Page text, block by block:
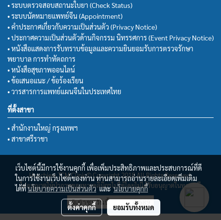
• ระบบตรวจสอบสถานะใบยา (Check Status)
• ระบบนัดหมายแพทย์จีน (Appointment)
• คำประกาศเกี่ยวกับความเป็นส่วนตัว (Privacy Notice)
• ประกาศความเป็นส่วนตัวด้านกิจกรรม นิทรรศการ (Event Privacy Notice)
• หนังสือแสดงการรับทราบข้อมูลและความยินยอมรับการตรวจรักษา
พยาบาล การทำหัตถการ
• หนังสือสุขภาพออนไลน์
• ข้อเสนอแนะ / ข้อร้องเรียน
• วารสารการแพทย์แผนจีนในประเทศไทย
ที่ตั้งสาขา
• สำนักงานใหญ่ กรุงเทพฯ
• สาขาศรีราชา
Huachiew TCM Clinic© Copyright 2018 All Rights Reserved.
ไม่อนุญาตให้นำภาพของทางคลินิกฯไปใช้โดยไม่ได้รับอนุญาตในทุกกรณี
ผู้เข้าชมวันนี้ 4,689
เว็บไซต์นี้มีการใช้งานคุกกี้ เพื่อเพิ่มประสิทธิภาพและประสบการณ์ที่ดี
ในการใช้งานเว็บไซต์ของท่าน ท่านสามารถอ่านรายละเอียดเพิ่มเติม
ได้ที่นโยบายความเป็นส่วนตัวและนโยบายคุกกี้
ตั้งค่าคุกกี้ ยอมรับทั้งหมด